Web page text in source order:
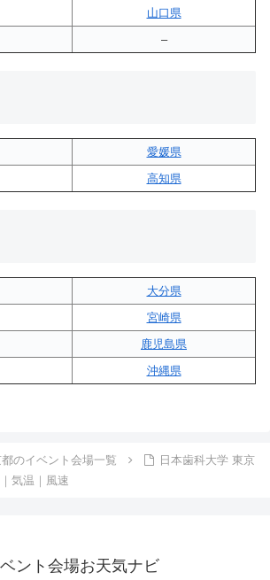
山口県
–
愛媛県
高知県
大分県
宮崎県
鹿児島県
沖縄県
のイベント会場一覧
日本歯科大学 東京
気温｜風速
ント会場お天気ナビ